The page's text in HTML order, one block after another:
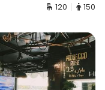
120 150